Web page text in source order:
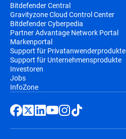
Bitdefender Central
Gravityzone Cloud Control Center
Bitdefender Cyberpedia
Partner Advantage Network Portal
Markenportal
Support für Privatanwenderprodukte
Support für Unternehmensprodukte
Investoren
Jobs
InfoZone